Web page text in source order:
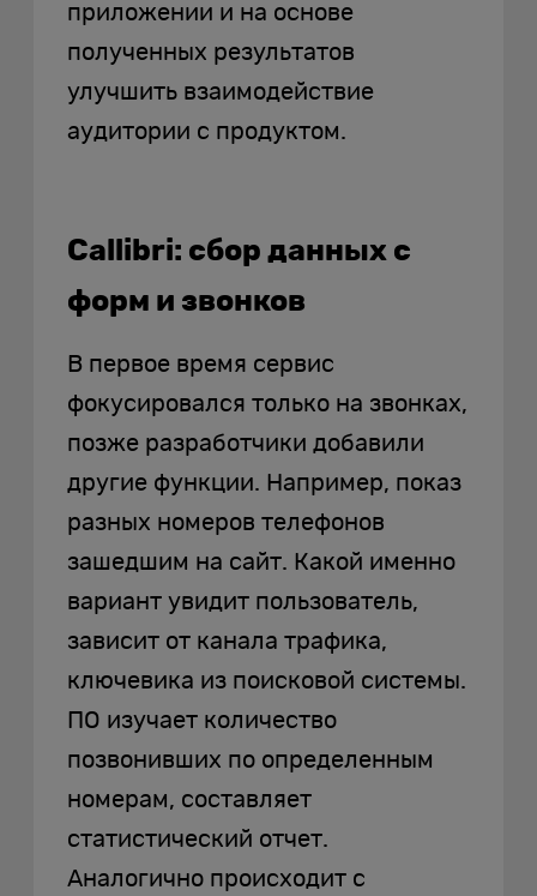
приложении и на основе
полученных результатов
улучшить взаимодействие
аудитории с продуктом.
Callibri: сбор данных с
форм и звонков
В первое время сервис
фокусировался только на звонках,
позже разработчики добавили
другие функции. Например, показ
разных номеров телефонов
зашедшим на сайт. Какой именно
вариант увидит пользователь,
зависит от канала трафика,
ключевика из поисковой системы.
ПО изучает количество
позвонивших по определенным
номерам, составляет
статистический отчет.
Аналогично происходит с